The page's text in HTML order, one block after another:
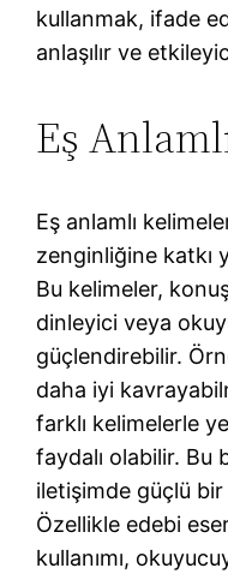
kullanmak, ifade
anlaşılır ve
Eş
Eş anlamlı
zenginliğine katkı
Bu kelimeler,
dinleyici veya
güçlendirebilir.
daha iyi
farklı kelimelerle
faydalı olabilir. Bu
iletişimde güçlü
Özellikle edebi
kullanımı,